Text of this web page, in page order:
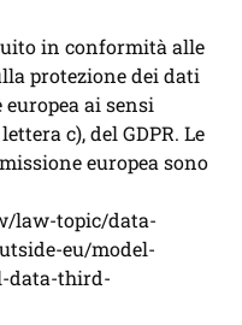
in conformità alle
protezione dei dati
ai sensi
c), del GDPR. Le
europea sono
law-topic/data-
eu/model-
data-third-